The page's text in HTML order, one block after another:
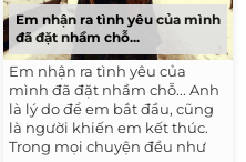
Em nhận ra tình yêu của mình
đã đặt nhầm chỗ...
Em nhận ra tình yêu của
mình đã đặt nhầm chỗ... Anh
là lý do để em bắt đầu, cũng
là người khiến em kết thúc.
Trong mọi chuyện đều như